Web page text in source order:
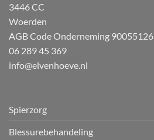
3446 CC
Woerden
AGB Code Onderneming 90055126
06 289 45 369
info@elvenhoeve.nl
Spierzorg
Blessurebehandeling